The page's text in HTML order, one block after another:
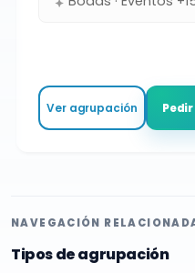
Ver agrupación
NAVEGACIÓN
Tipos de agrupación